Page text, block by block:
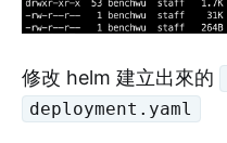
修改 helm 建立出來的
deployment.yaml